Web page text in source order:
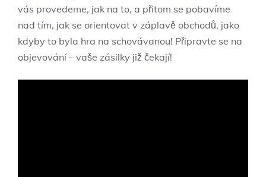
vás provedeme, jak na to, a přitom se pobavíme
nad tím, jak se orientovat v záplavě obchodů, jako
kdyby to byla hra na schovávanou! Připravte se na
objevování – vaše zásilky již čekají!